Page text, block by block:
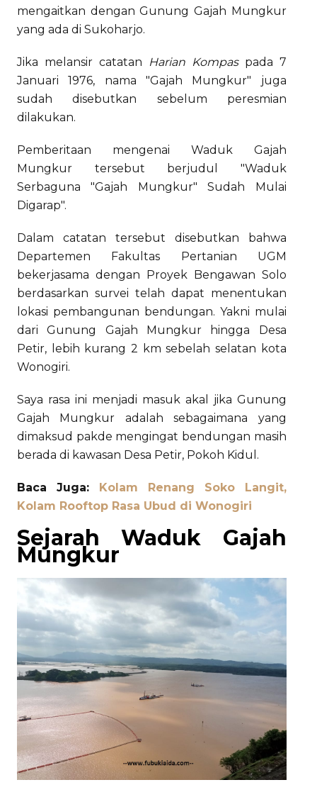
mengaitkan dengan Gunung Gajah Mungkur
yang ada di Sukoharjo.
Jika melansir catatan Harian Kompaspada 7
Januari 1976, nama "Gajah Mungkur" juga
sudah disebutkan sebelum peresmian
dilakukan.
Pemberitaan mengenai Waduk Gajah
Mungkur tersebut berjudul "Waduk
Serbaguna "Gajah Mungkur" Sudah Mulai
Digarap".
Dalam catatan tersebut disebutkan bahwa
Departemen Fakultas Pertanian UGM
bekerjasama dengan Proyek Bengawan Solo
berdasarkan survei telah dapat menentukan
lokasi pembangunan bendungan. Yakni mulai
dari Gunung Gajah Mungkur hingga Desa
Petir, lebih kurang 2 km sebelah selatan kota
Wonogiri.
Saya rasa ini menjadi masuk akal jika Gunung
Gajah Mungkur adalah sebagaimana yang
dimaksud pakde mengingat bendungan masih
berada di kawasan Desa Petir, Pokoh Kidul.
Baca Juga: Kolam Renang Soko Langit,
Kolam Rooftop Rasa Ubud di Wonogiri
Sejarah Waduk Gajah
Mungkur